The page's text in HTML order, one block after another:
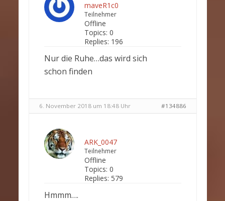
maveR1c0
Teilnehmer
Offline
Topics: 0
Replies: 196
Nur die Ruhe…das wird sich
schon finden
6. November 2018 um 18:48 Uhr #134886
ARK_0047
Teilnehmer
Offline
Topics: 0
Replies: 579
Hmmm….